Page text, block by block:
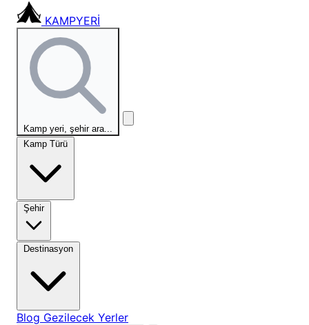
KAMPYERİ
Kamp yeri, şehir ara...
Kamp Türü
Şehir
Destinasyon
Blog Gezilecek Yerler